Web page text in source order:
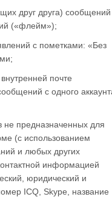
друг друга) сообщений
(«флейм»);
с пометками: «Без
почте
с одного
не предназначенных для
(с использованием
и любых других
информацией
юридический и
ICQ, Skype, название